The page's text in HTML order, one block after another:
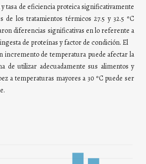
tasa de eficiencia proteica significativamente
de los tratamientos térmicos 27.5 y 32.5 ºC
diferencias significativas en lo referente a
de proteínas y factor de condición. El
incremento de temperatura puede afectar la
de utilizar adecuadamente sus alimentos y
a temperaturas mayores a 30 ºC puede ser